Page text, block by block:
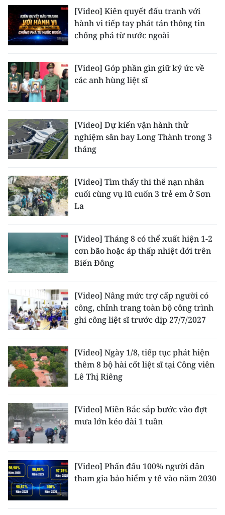
CHUYÊN ĐỀ
CÁC CHUYÊN TRANG
VỀ BÁO NHÂN DÂN
THỜI NAY
NHÂN DÂN CUỐI TUẦN
NHÂN DÂN HẰNG THÁNG
MUA BÁO
ĐỌC BÁO IN
ENGLISH
中文
РУССКИЙ
ESPAÑOL
한국어
[Video] Kiên quyết đấu tranh với
hành vi tiếp tay phát tán thông tin
chống phá từ nước ngoài
[Video] Góp phần gìn giữ ký ức về
các anh hùng liệt sĩ
[Video] Dự kiến vận hành thử
nghiệm sân bay Long Thành trong 3
tháng
[Video] Tìm thấy thi thể nạn nhân
cuối cùng vụ lũ cuốn 3 trẻ em ở Sơn
La
[Video] Tháng 8 có thể xuất hiện 1-2
cơn bão hoặc áp thấp nhiệt đới trên
Biển Đông
[Video] Nâng mức trợ cấp người có
công, chỉnh trang toàn bộ công trình
ghi công liệt sĩ trước dịp 27/7/2027
[Video] Ngày 1/8, tiếp tục phát hiện
thêm 8 bộ hài cốt liệt sĩ tại Công viên
Lê Thị Riêng
[Video] Miền Bắc sắp bước vào đợt
mưa lớn kéo dài 1 tuần
[Video] Phấn đấu 100% người dân
tham gia bảo hiểm y tế vào năm 2030